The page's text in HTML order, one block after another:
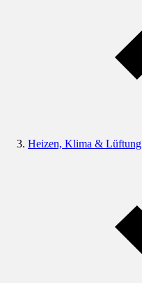
Heizen, Klima & Lüftung